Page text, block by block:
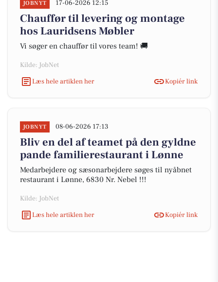
JOBNYT 17-06-2026 12:15
Chauffør til levering og montage
hos Lauridsens Møbler
Vi søger en chauffør til vores team! 🚚
Kilde: JobNet
Læs hele artiklen her
Kopiér link
JOBNYT 08-06-2026 17:13
Bliv en del af teamet på den gyldne
pande familierestaurant i Lønne
Medarbejdere og sæsonarbejdere søges til nyåbnet
restaurant i Lønne, 6830 Nr. Nebel !!!
Kilde: JobNet
Læs hele artiklen her
Kopiér link